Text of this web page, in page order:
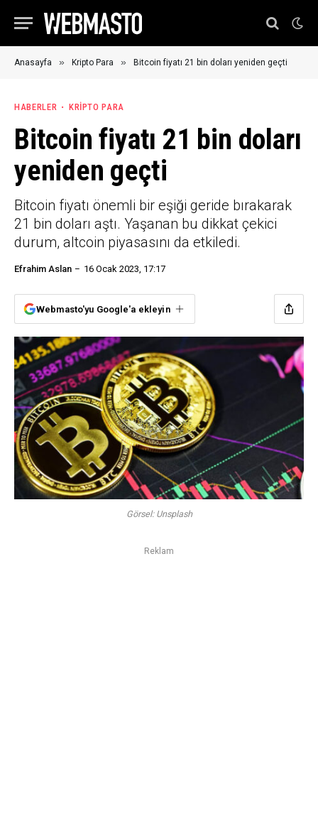
Anasayfa » Kripto Para » Bitcoin fiyatı 21 bin doları yeniden geçti
HABERLER KRIPTO PARA
Bitcoin fiyatı 21 bin doları
yeniden geçti
Bitcoin fiyatı önemli bir eşiği geride bırakarak
21 bin doları aştı. Yaşanan bu dikkat çekici
durum, altcoin piyasasını da etkiledi.
Efrahim Aslan 16 Ocak 2023, 17:17
Webmasto'yu Google'a ekleyin
Görsel: Unsplash
Reklam